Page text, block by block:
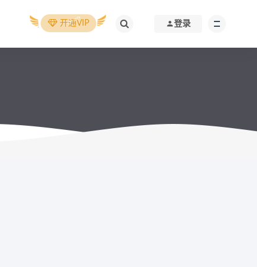
开通VIP 登录